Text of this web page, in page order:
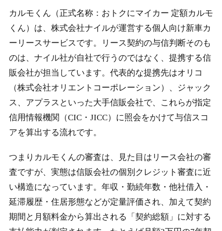
カルモくん（正式名称：おトクにマイカー 定額カルモ
くん）は、株式会社ナイルが運営する個人向け新車カ
ーリースサービスです。リース契約の与信判断そのも
のは、ナイル社が自社で行うのではなく、提携する信
販会社が担当しています。代表的な提携先はオリコ
（株式会社オリエントコーポレーション）、ジャック
ス、アプラスといった大手信販会社で、これらが指定
信用情報機関（CIC・JICC）に照会をかけて与信スコ
アを算出する流れです。
つまりカルモくんの審査は、見た目はリース会社の審
査ですが、実態は信販会社の個別クレジット審査に近
い構造になっています。年収・勤続年数・他社借入・
延滞履歴・住居形態などが定量評価され、加えて契約
期間と月額料金から算出される「契約総額」に対する